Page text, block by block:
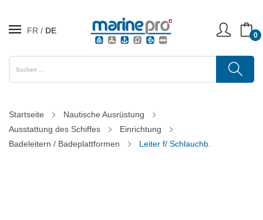
FR DE 0
Startseite
Nautische Ausrüstung
Ausstattung des Schiffes
Einrichtung
Badeleitern / Badeplattformen
Leiter f/ Schlauchb.